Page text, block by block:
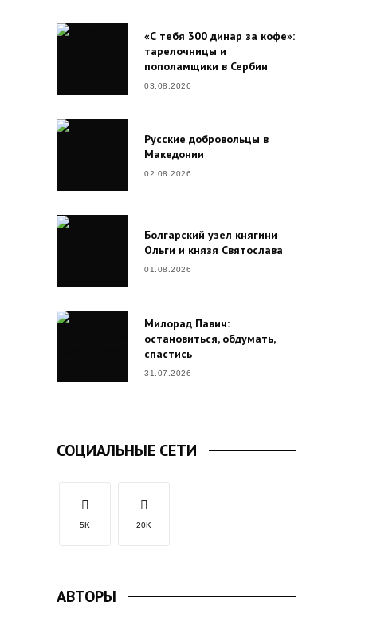
«С тебя 300 динар за кофе»:
тарелочницы и
пополамщики в Сербии
03.08.2026
Русские добровольцы в
Македонии
02.08.2026
Болгарский узел княгини
Ольги и князя Святослава
01.08.2026
Милорад Павич:
остановиться, обдумать,
спастись
31.07.2026
СОЦИАЛЬНЫЕ СЕТИ
5K 20K
АВТОРЫ